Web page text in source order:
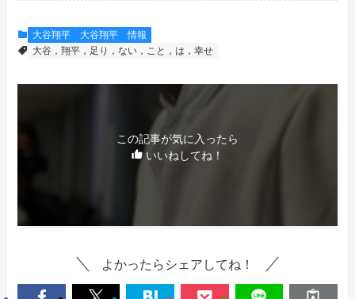
大谷翔平
大谷翔平 情報
大谷，翔平，足り，ない，こと，は，幸せ
この記事が気に入ったら
いいねしてね！
よかったらシェアしてね！